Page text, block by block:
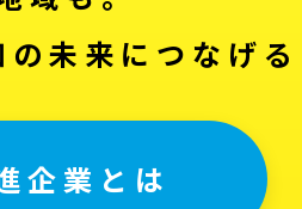
未来につなげる
企業とは